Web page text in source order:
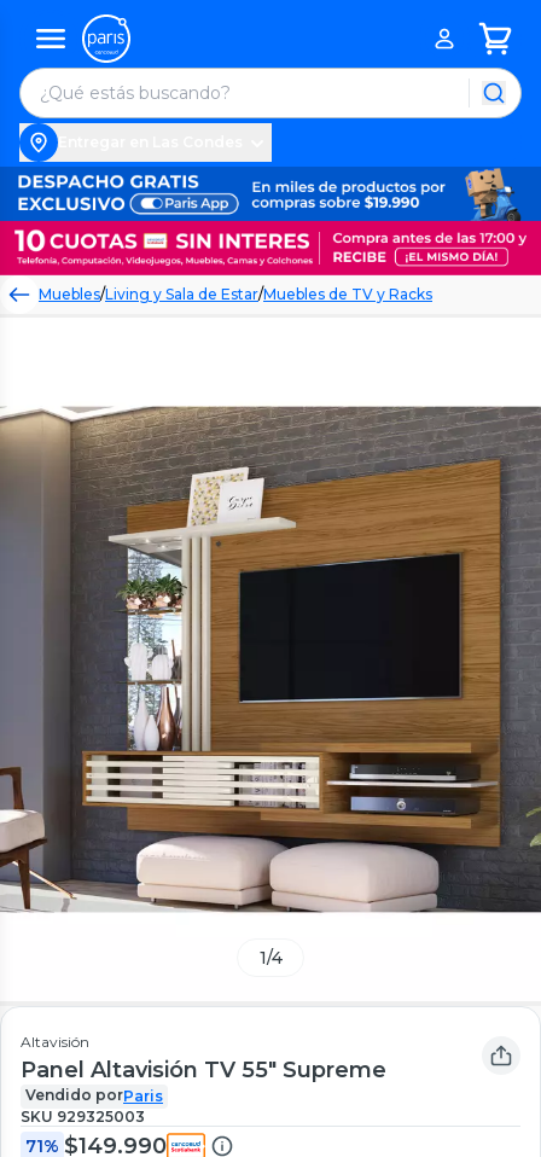
Muebles/Living y Sala de Estar/Muebles de TV y Racks
1/4
Altavisión
Panel Altavisión TV 55" Supreme
Vendido porParis
SKU 929325003
71% $149.990